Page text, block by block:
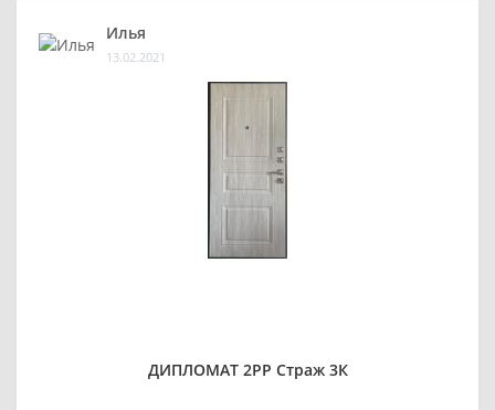
Илья
13.02.2021
ДИПЛОМАТ 2РР Страж 3К